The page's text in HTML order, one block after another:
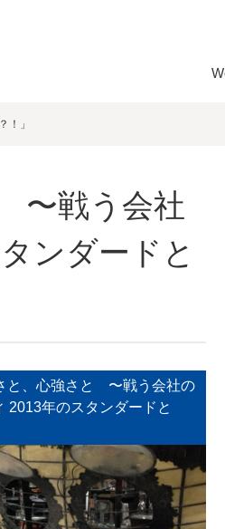
！」
〜戦う会社
ンダードと
と、心強さと 〜戦う会社の
2013年のスタンダードと